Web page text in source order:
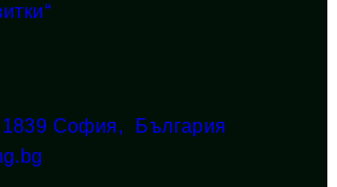
1839 София, България